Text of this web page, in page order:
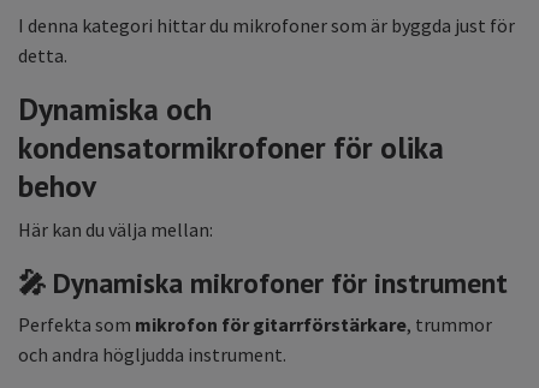
I denna kategori hittar du mikrofoner som är byggda just för
detta.
Dynamiska och
kondensatormikrofoner för olika
behov
Här kan du välja mellan:
🎤 Dynamiska mikrofoner för instrument
Perfekta som mikrofon för gitarrförstärkare, trummor
och andra högljudda instrument.